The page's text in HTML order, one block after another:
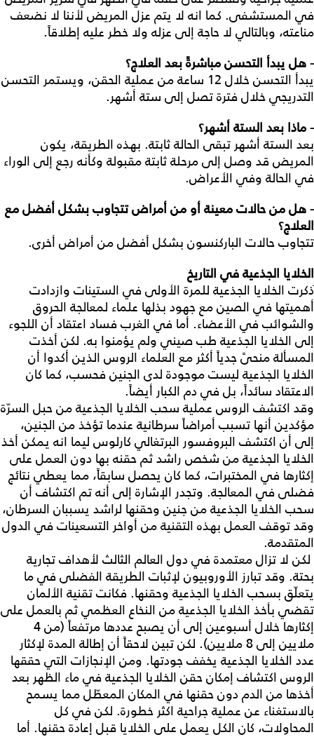
في المستشفى. كما انه لا يتم عزل المريض لأننا لا نضعف
مناعته، وبالتالي لا حاجة إلى عزله ولا خطر عليه إطلاقاً.
- هل يبدأ التحسن مباشرةً بعد العلاج؟
يبدأ التحسن خلال 12 ساعة من عملية الحقن، ويستمر التحسن
التدريجي خلال فترة تصل إلى ستة أشهر.
- ماذا بعد الستة أشهر؟
بعد الستة أشهر تبقى الحالة ثابتة. بهذه الطريقة، يكون
المريض قد وصل إلى مرحلة ثابتة مقبولة وكأنه رجع إلى الوراء
في الحالة وفي الأعراض.
- هل من حالات معينة أو من أمراض تتجاوب بشكل أفضل مع
العلاج؟
تتجاوب حالات الباركنسون بشكل أفضل من أمراض أخرى.
الخلايا الجذعية في التاريخ
ُذكرت الخلايا الجذعية للمرة الأولى في الستينات وازدادت
أهميتها في الصين مع جهود بذلها علماء لمعالجة الحروق
والشوائب في الأعضاء. أما في الغرب فساد اعتقاد أن اللجوء
إلى الخلايا الجذعية طب صيني ولم يؤمنوا به. لكن أخذت
المسألة منحىً جدياً أكثر مع العلماء الروس الذين أكدوا أن
الخلايا الجذعية ليست موجودة لدى الجنين فحسب، كما كان
الاعتقاد سائداً، بل في دم الكبار أيضاً.
وقد اكتشف الروس عملية سحب الخلايا الجذعية من حبل السرّة
مؤكدين أنها تسبب أمراضاً سرطانية عندما تؤخذ من الجنين،
إلى أن اكتشف البروفسور البرتغالي كارلوس ليما انه يمكن أخذ
الخلايا الجذعية من شخص راشد ثم حقنه بها دون العمل على
إكثارها في المختبرات، كما كان يحصل سابقاً، مما يعطي نتائج
فضلى في المعالجة. وتجدر الإشارة إلى أنه تم اكتشاف أن
سحب الخلايا الجذعية من جنين وحقنها لراشد يسببان السرطان،
وقد توقف العمل بهذه التقنية من أواخر التسعينات في الدول
المتقدمة.
لكن لا تزال معتمدة في دول العالم الثالث لأهداف تجارية
بحتة. وقد تبارز الأوروبيون لإثبات الطريقة الفضلى في ما
يتعلّق بسحب الخلايا الجذعية وحقنها. فكانت تقنية الألمان
تقضي بأخذ الخلايا الجذعية من النخاع العظمي ثم بالعمل على
إكثارها خلال أسبوعين إلى أن يصبح عددها مرتفعاً (من 4
ملايين إلى 8 ملايين). لكن تبين لاحقاً أن إطالة المدة لإكثار
عدد الخلايا الجذعية يخفف جودتها. ومن الإنجازات التي حققها
الروس اكتشاف إمكان حقن الخلايا الجذعية في ماء الظهر بعد
أخذها من الدم دون حقنها في المكان المعطّل مما يسمح
بالاستغناء عن عملية جراحية اكثر خطورة. لكن في كل
المحاولات، كان الكل يعمل على الخلايا قبل إعادة حقنها. أما